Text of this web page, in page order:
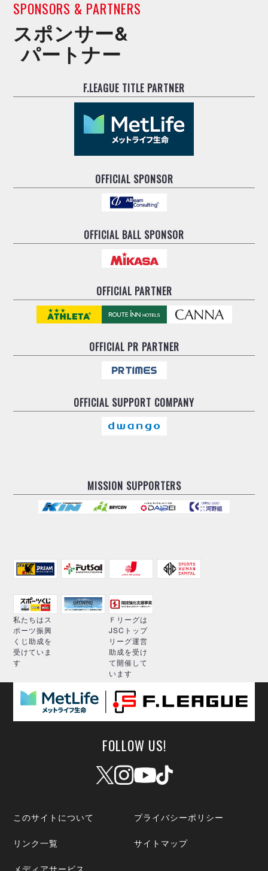
SPONSORS & PARTNERS
スポンサー&
パートナー
F.LEAGUE TITLE PARTNER
OFFICIAL SPONSOR
OFFICIAL BALL SPONSOR
OFFICIAL PARTNER
OFFICIALPR PARTNER
OFFICIAL SUPPORT COMPANY
MISSION SUPPORTERS
私たちはス
ポーツ振興
くじ助成を
受けていま
す
Ｆリーグは
JSCトップ
リーグ運営
助成を受け
て開催して
います
FOLLOW US!
このサイトについて プライバシーポリシー
リンク一覧 サイトマップ
メディアサービス